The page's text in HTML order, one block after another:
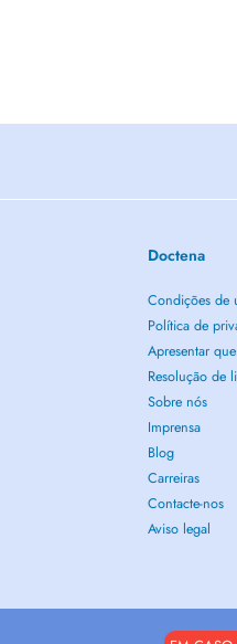
Doctena
Condições de
Política de
Apresentar
Resolução de
Sobre nós
Imprensa
Blog
Carreiras
Contacte-nos
Aviso legal